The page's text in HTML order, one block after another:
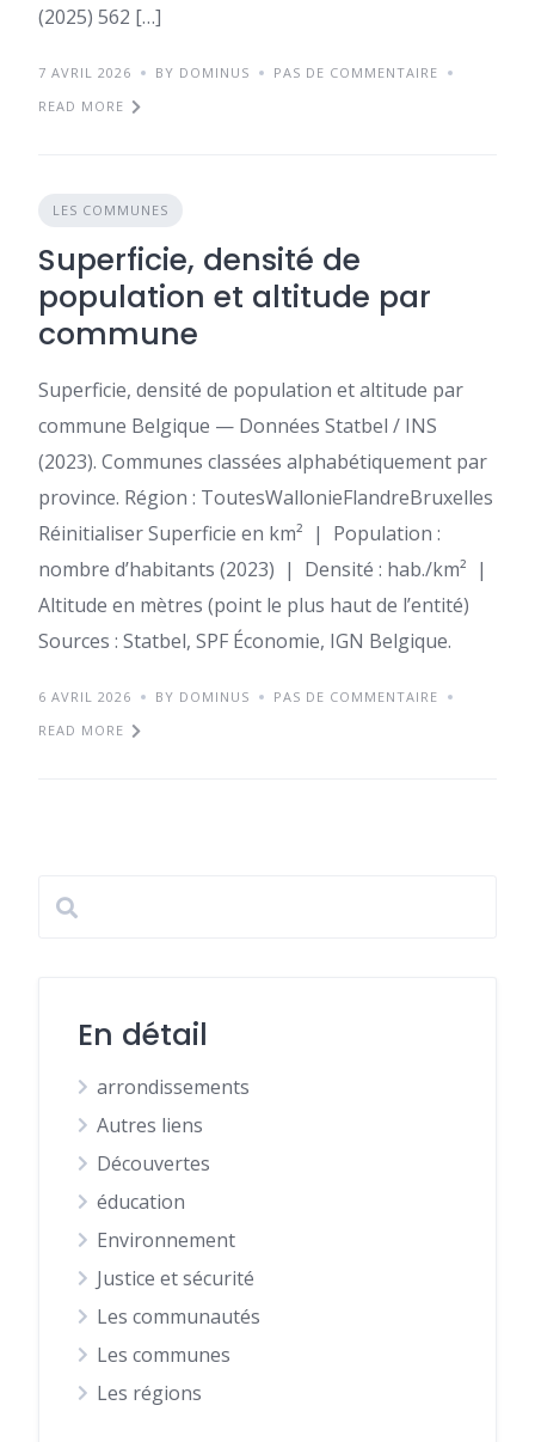
(2025) 562 […]
7 AVRIL 2026 BY DOMINUS
PAS DE COMMENTAIRE
READ MORE
LES COMMUNES
Superficie, densité de
population et altitude par
commune
Superficie, densité de population et altitude par
commune Belgique — Données Statbel / INS
(2023). Communes classées alphabétiquement par
province. Région : ToutesWallonieFlandreBruxelles
Réinitialiser Superficie en km² | Population :
nombre d’habitants (2023) | Densité : hab./km² |
Altitude en mètres (point le plus haut de l’entité)
Sources : Statbel, SPF Économie, IGN Belgique.
6 AVRIL 2026 BY DOMINUS
PAS DE COMMENTAIRE
READ MORE
En détail
arrondissements
Autres liens
Découvertes
éducation
Environnement
Justice et sécurité
Les communautés
Les communes
Les régions